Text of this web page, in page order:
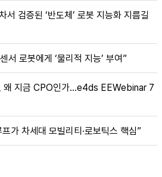
서 검증된 ‘반도체’ 로봇 지능화 지름길
서 로봇에게 ‘물리적 지능’ 부여”
왜 지금 CPO인가…e4ds EEWebinar 7
가 차세대 모빌리티·로보틱스 핵심”